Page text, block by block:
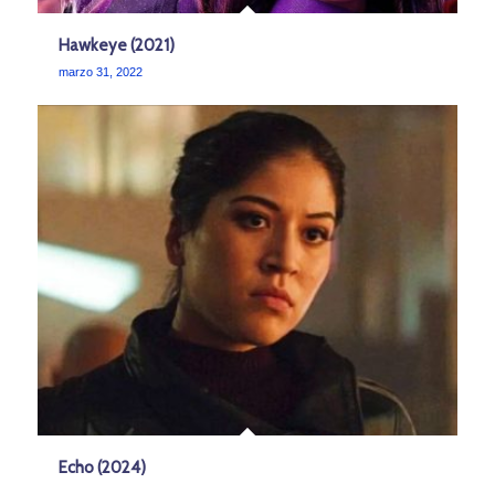
Hawkeye (2021)
marzo 31, 2022
Echo (2024)